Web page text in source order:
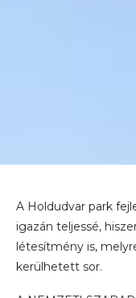
A Holdudvar park
igazán teljessé,
létesítmény is,
kerülhetett sor.